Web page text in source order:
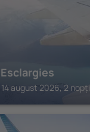
august 2026, 2 nopți